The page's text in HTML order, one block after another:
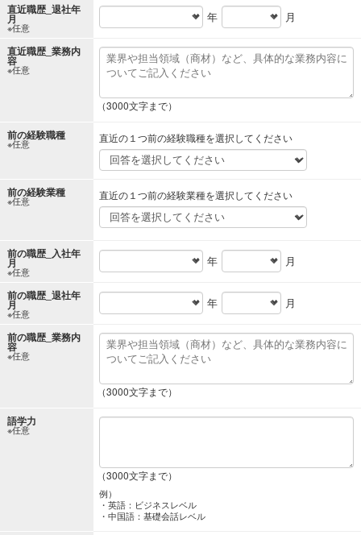
直近職歴_退社年
月
※任意
年 月
直近職歴_業務内
容
※任意
（3000文字まで）
前の経験職種
※任意 直近の１つ前の経験職種を選択してください
前の経験業種
※任意 直近の１つ前の経験業種を選択してください
前の職歴_入社年
月
※任意
年 月
前の職歴_退社年
月
※任意
年 月
前の職歴_業務内
容
※任意
（3000文字まで）
語学力
※任意
（3000文字まで）
例）
・英語：ビジネスレベル
・中国語：基礎会話レベル